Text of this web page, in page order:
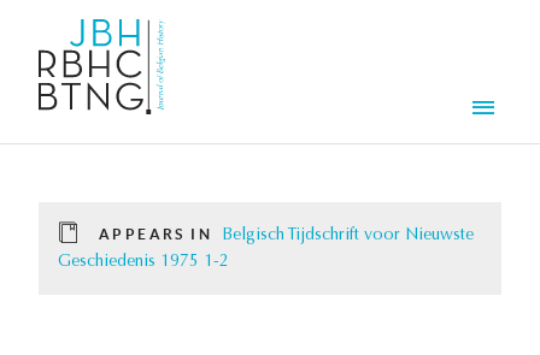
APPEARS IN
Belgisch Tijdschrift voor Nieuwste
Geschiedenis 1975 1-2